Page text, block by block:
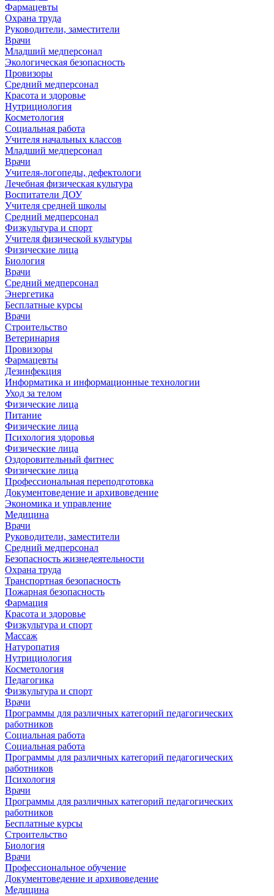
Фармацевты
Охрана труда
Руководители, заместители
Врачи
Младший медперсонал
Экологическая безопасность
Провизоры
Средний медперсонал
Красота и здоровье
Нутрициология
Косметология
Социальная работа
Учителя начальных классов
Младший медперсонал
Врачи
Учителя-логопеды, дефектологи
Лечебная физическая культура
Воспитатели ДОУ
Учителя средней школы
Средний медперсонал
Физкультура и спорт
Учителя физической культуры
Физические лица
Биология
Врачи
Средний медперсонал
Энергетика
Бесплатные курсы
Врачи
Строительство
Ветеринария
Провизоры
Фармацевты
Дезинфекция
Информатика и информационные технологии
Уход за телом
Физические лица
Питание
Физические лица
Психология здоровья
Физические лица
Оздоровительный фитнес
Физические лица
Профессиональная переподготовка
Документоведение и архивоведение
Экономика и управление
Медицина
Врачи
Руководители, заместители
Средний медперсонал
Безопасность жизнедеятельности
Охрана труда
Транспортная безопасность
Пожарная безопасность
Фармация
Красота и здоровье
Физкультура и спорт
Массаж
Натуропатия
Нутрициология
Косметология
Педагогика
Физкультура и спорт
Врачи
Программы для различных категорий педагогических
работников
Социальная работа
Социальная работа
Программы для различных категорий педагогических
работников
Психология
Врачи
Программы для различных категорий педагогических
работников
Бесплатные курсы
Строительство
Биология
Врачи
Профессиональное обучение
Документоведение и архивоведение
Медицина